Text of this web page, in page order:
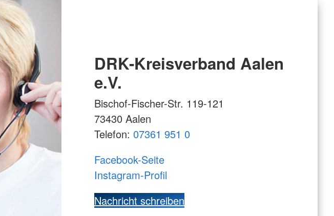
DRK-Kreisverband Aalen
e.V.
Bischof-Fischer-Str. 119-121
73430 Aalen
Telefon: 07361 951 0
Facebook-Seite
Instagram-Profil
Nachricht schreiben